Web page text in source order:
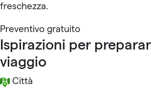
freschezza.
Preventivo gratuito
Ispirazioni per
viaggio
Città